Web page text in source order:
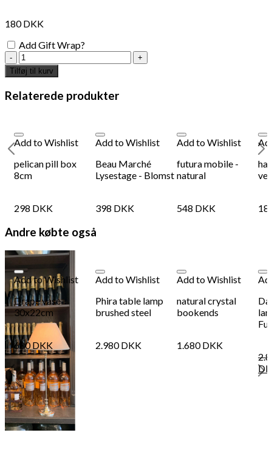
180DKK
Add Gift Wrap?
porcelain
fish
toy,
black
antal
Tilføj til kurv
Relaterede produkter
Add to Wishlist
pelican pill box
8cm
298 DKK
Add to Wishlist
Beau Marché
Lysestage - Blomst
398 DKK
Add to Wishlist
futura mobile -
natural
548 DKK
Andre købte også
Add to Wishlist
Drapé vase
30x22cm
680DKK
Add to Wishlist
Phira table lamp
brushed steel
2.980DKK
Add to Wishlist
natural crystal
bookends
1.680DKK